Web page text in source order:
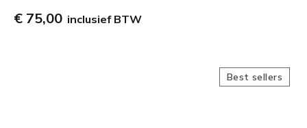
€ 75,00 inclusief BTW
Best sellers